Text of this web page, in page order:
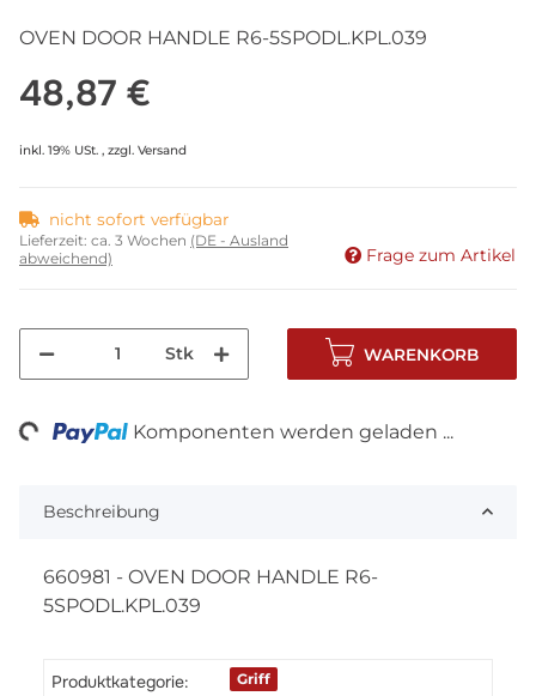
OVEN DOOR HANDLE R6-5SPODL.KPL.039
48,87 €
inkl. 19% USt. , zzgl. Versand
nicht sofort verfügbar
Lieferzeit: ca. 3 Wochen (DE - Ausland
abweichend)
Frage zum Artikel
Stk WARENKORB
Komponenten werden geladen ...
Beschreibung
660981 - OVEN DOOR HANDLE R6-
5SPODL.KPL.039
Produktkategorie: Griff